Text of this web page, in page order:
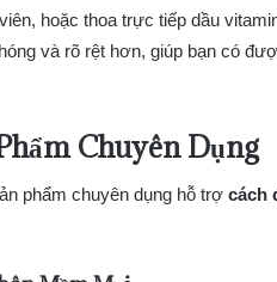
hoặc thoa trực tiếp dầu
và rõ rệt hơn, giúp bạn có
Chuyên Dụng
phẩm chuyên dụng hỗ trợ cách